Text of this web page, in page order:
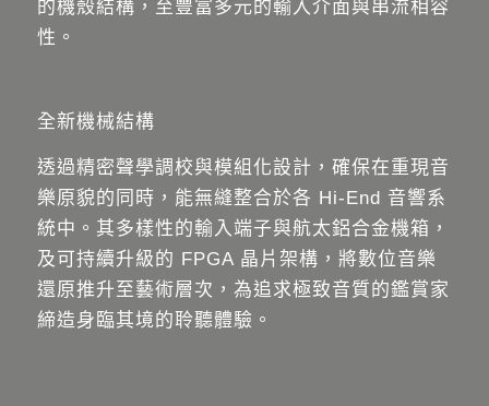
的機殼結構，至豐富多元的輸入介面與串流相容
性。
全新機械結構
透過精密聲學調校與模組化設計，確保在重現音
樂原貌的同時，能無縫整合於各 Hi-End 音響系
統中。其多樣性的輸入端子與航太鋁合金機箱，
及可持續升級的 FPGA 晶片架構，將數位音樂
還原推升至藝術層次，為追求極致音質的鑑賞家
締造身臨其境的聆聽體驗。